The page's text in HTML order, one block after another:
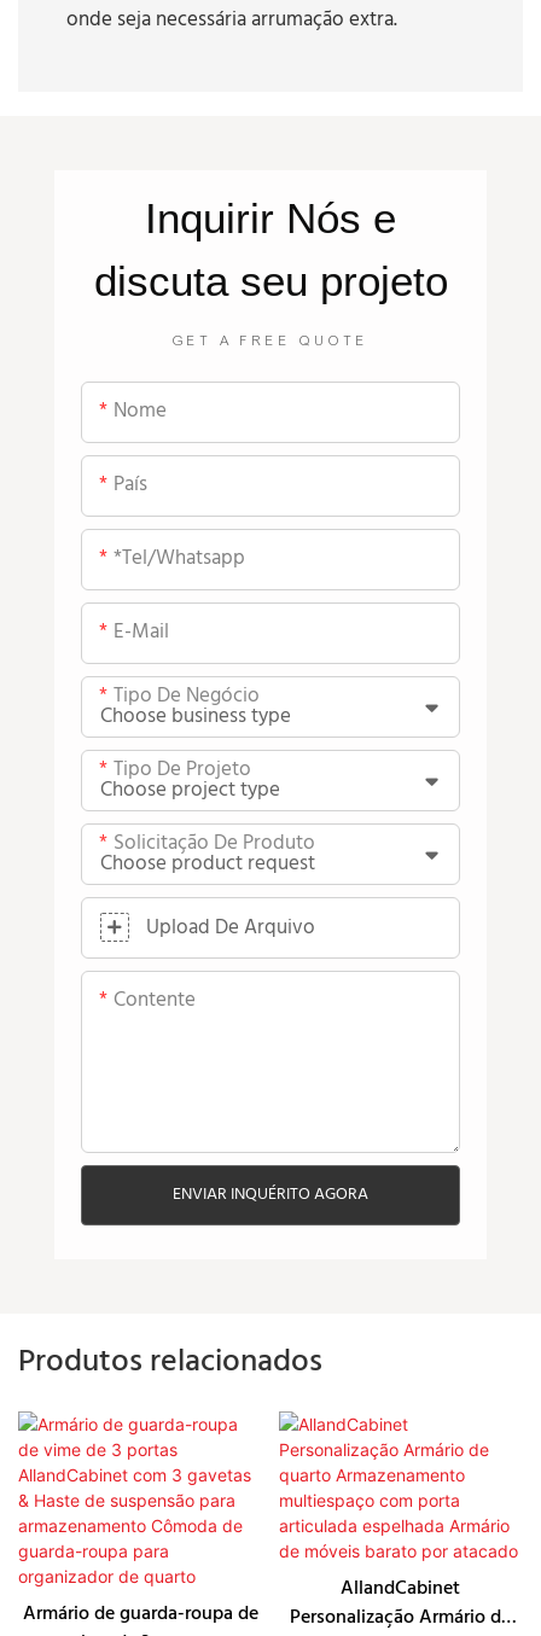
onde seja necessária arrumação extra.
Inquirir Nós e
discuta seu projeto
GET A FREE QUOTE
Nome
País
*tel/whatsapp
E-Mail
Tipo De Negócio
Tipo De Projeto
Solicitação De Produto
Upload De Arquivo
Contente
ENVIAR INQUÉRITO AGORA
Produtos relacionados
Armário de guarda-roupa de
AllandCabinet
Personalização Armário de